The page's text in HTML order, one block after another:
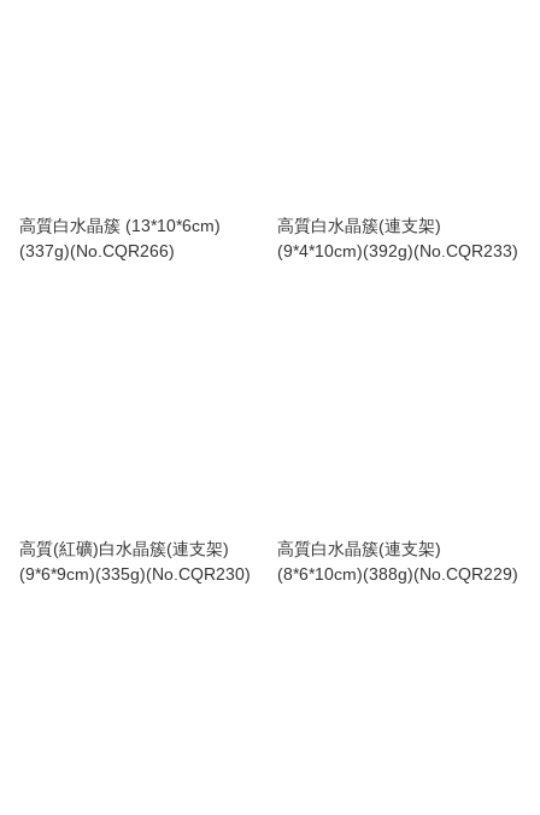
高質白水晶簇 (13*10*6cm)
(337g)(No.CQR266)
高質白水晶簇(連支架)
(9*4*10cm)(392g)(No.CQR233)
高質(紅礦)白水晶簇(連支架)
(9*6*9cm)(335g)(No.CQR230)
高質白水晶簇(連支架)
(8*6*10cm)(388g)(No.CQR229)